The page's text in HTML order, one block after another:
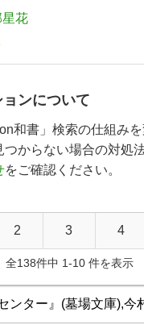
星花
ンについて
和書」検索の仕組み
つからない場合の対処
をご確認ください。
2 3 4
全138件中 1-10 件を表示